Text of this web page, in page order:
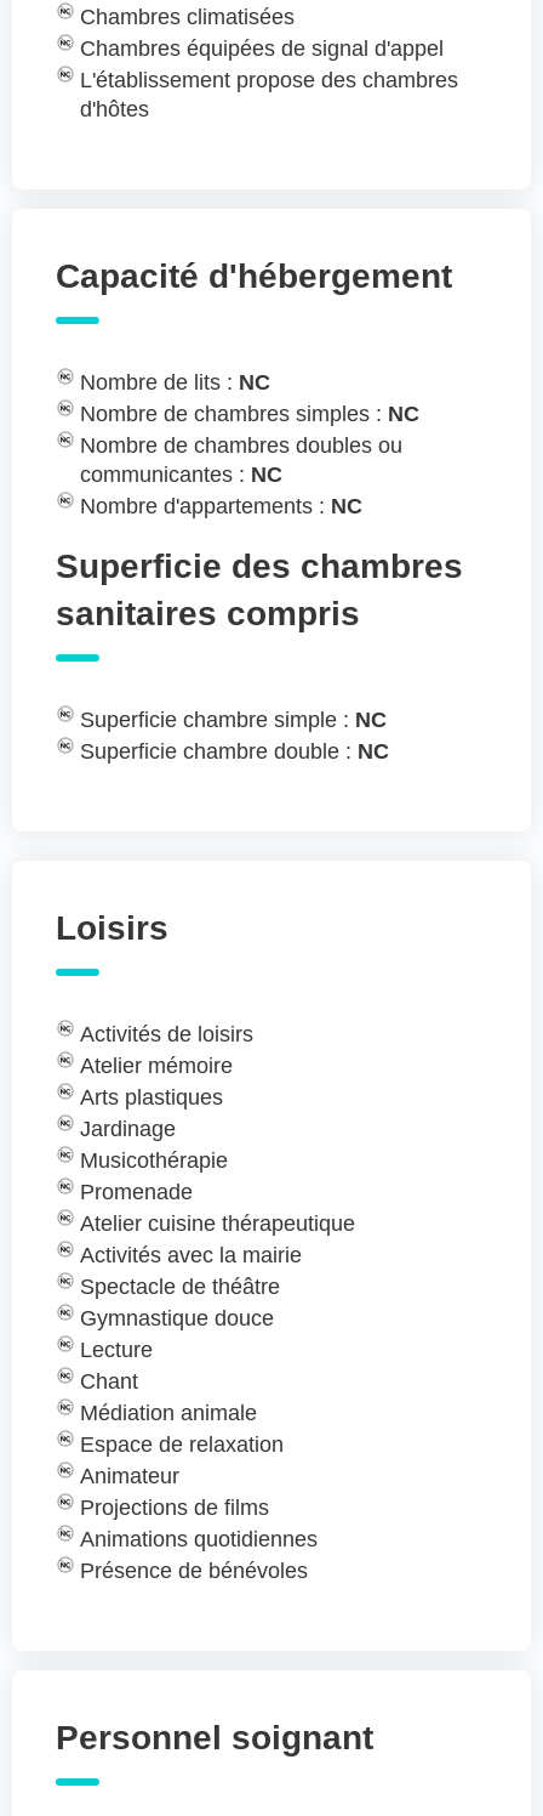
Chambres climatisées
Chambres équipées de signal d'appel
L'établissement propose des chambres
d'hôtes
Capacité d'hébergement
Nombre de lits : NC
Nombre de chambres simples : NC
Nombre de chambres doubles ou
communicantes : NC
Nombre d'appartements : NC
Superficie des chambres
sanitaires compris
Superficie chambre simple : NC
Superficie chambre double : NC
Loisirs
Activités de loisirs
Atelier mémoire
Arts plastiques
Jardinage
Musicothérapie
Promenade
Atelier cuisine thérapeutique
Activités avec la mairie
Spectacle de théâtre
Gymnastique douce
Lecture
Chant
Médiation animale
Espace de relaxation
Animateur
Projections de films
Animations quotidiennes
Présence de bénévoles
Personnel soignant